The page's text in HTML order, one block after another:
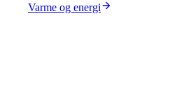
Varme og energi